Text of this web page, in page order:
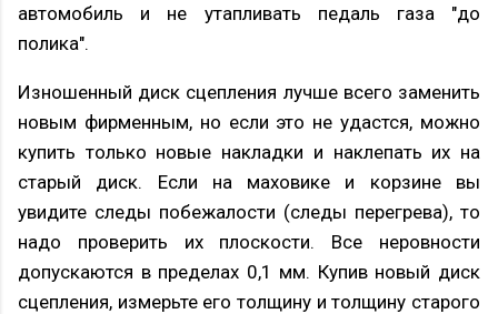
автомобиль и не утапливать педаль газа "до
полика".
Изношенный диск сцепления лучше всего заменить
новым фирменным, но если это не удастся, можно
купить только новые накладки и наклепать их на
старый диск. Если на маховике и корзине вы
увидите следы побежалости (следы перегрева), то
надо проверить их плоскости. Все неровности
допускаются в пределах 0,1 мм. Купив новый диск
сцепления, измерьте его толщину и толщину старого